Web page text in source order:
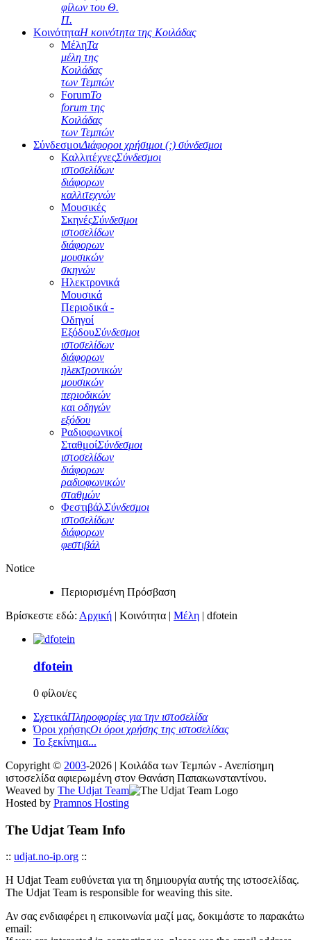
φίλων του Θ.
Π.
ΚοινότηταΗ κοινότητα της Κοιλάδας
ΜέληΤα
μέλη της
Κοιλάδας
των Τεμπών
ForumΤο
forum της
Κοιλάδας
των Τεμπών
ΣύνδεσμοιΔιάφοροι χρήσιμοι (;) σύνδεσμοι
ΚαλλιτέχνεςΣύνδεσμοι
ιστοσελίδων
διάφορων
καλλιτεχνών
Μουσικές
ΣκηνέςΣύνδεσμοι
ιστοσελίδων
διάφορων
μουσικών
σκηνών
Ηλεκτρονικά
Μουσικά
Περιοδικά -
Οδηγοί
ΕξόδουΣύνδεσμοι
ιστοσελίδων
διάφορων
ηλεκτρονικών
μουσικών
περιοδικών
και οδηγών
εξόδου
Ραδιοφωνικοί
ΣταθμοίΣύνδεσμοι
ιστοσελίδων
διάφορων
ραδιοφωνικών
σταθμών
ΦεστιβάλΣύνδεσμοι
ιστοσελίδων
διάφορων
φεστιβάλ
Notice
Περιορισμένη Πρόσβαση
Βρίσκεστε εδώ: Αρχική | Κοινότητα | Μέλη | dfotein
dfotein
0 φίλοι/ες
ΣχετικάΠληροφορίες για την ιστοσελίδα
Όροι χρήσηςΟι όροι χρήσης της ιστοσελίδας
Το ξεκίνημα...
Copyright © 2003-2026 | Κοιλάδα των Τεμπών - Ανεπίσημη
ιστοσελίδα αφιερωμένη στον Θανάση Παπακωνσταντίνου.
Weaved by The Udjat Team
Hosted by Pramnos Hosting
The Udjat Team Info
:: udjat.no-ip.org ::
Η Udjat Team ευθύνεται για τη δημιουργία αυτής της ιστοσελίδας.
The Udjat Team is responsible for weaving this site.
Αν σας ενδιαφέρει η επικοινωνία μαζί μας, δοκιμάστε το παρακάτω
email: